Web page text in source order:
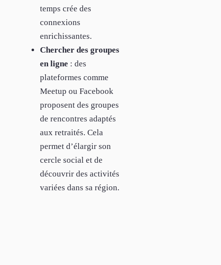
temps crée des
connexions
enrichissantes.
Chercher des groupes
en ligne : des
plateformes comme
Meetup ou Facebook
proposent des groupes
de rencontres adaptés
aux retraités. Cela
permet d’élargir son
cercle social et de
découvrir des activités
variées dans sa région.